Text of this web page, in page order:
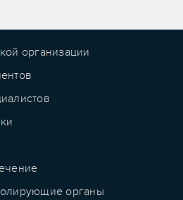
организации
органы